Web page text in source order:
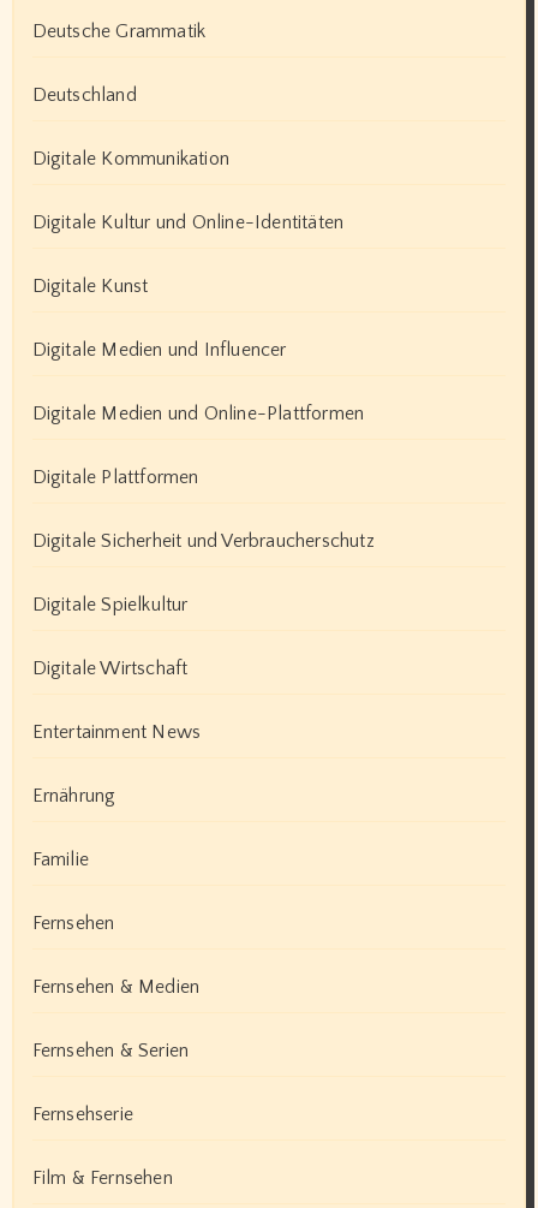
Deutsche Grammatik
Deutschland
Digitale Kommunikation
Digitale Kultur und Online-Identitäten
Digitale Kunst
Digitale Medien und Influencer
Digitale Medien und Online-Plattformen
Digitale Plattformen
Digitale Sicherheit und Verbraucherschutz
Digitale Spielkultur
Digitale Wirtschaft
Entertainment News
Ernährung
Familie
Fernsehen
Fernsehen & Medien
Fernsehen & Serien
Fernsehserie
Film & Fernsehen